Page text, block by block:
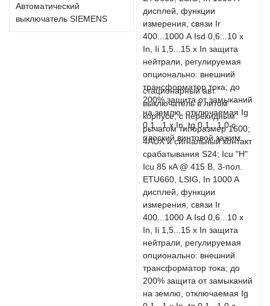
Автоматический
выключатель SIEMENS
стационарный авт.
выключатель в литом
корпусе, с перекидным
рычагом типоразмер 1600;
4AUX и сигнальный контакт
срабатывания S24; Icu "H"
Icu 85 кA @ 415 В, 3-пол.
ETU660, LSIG, In 1000 A
дисплей, функции
измерения, связи Ir
400...1000 А Isd 0,6...10 x
In, Ii 1,5...15 x In защита
нейтрали, регулируемая
опционально: внешний
трансформатор тока; до
200% защита от замыканий
на землю, отключаемая Ig